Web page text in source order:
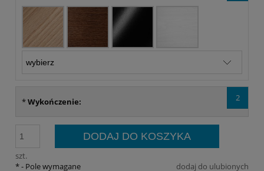
2
*Wykończenie:
szt.
DODAJ DO KOSZYKA
dodaj do ulubionych
*- Pole wymagane